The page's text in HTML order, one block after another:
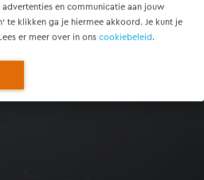
en communicatie aan jouw
te klikken ga je hiermee akkoord. Je kunt je
er meer over in ons cookiebeleid.